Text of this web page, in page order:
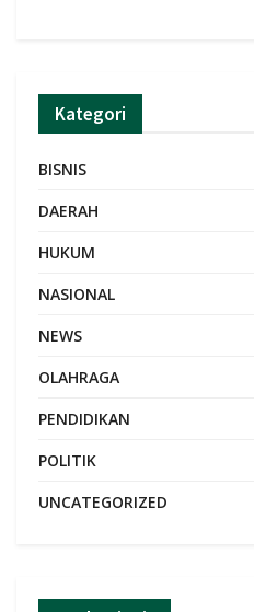
Kategori
BISNIS
DAERAH
HUKUM
NASIONAL
NEWS
OLAHRAGA
PENDIDIKAN
POLITIK
UNCATEGORIZED